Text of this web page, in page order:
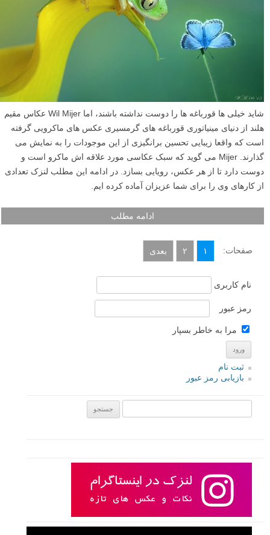
شاید خیلی ها قورباغه ها را دوست نداشته باشند، اما Wil Mijer عکاس مقیم
هلند از دنیای مینیاتوری قورباغه های گرمسیری عکس های ماکرویی گرفته
است که واقعا زیبایی تحسین برانگیزی از این موجودات را به نمایش می
گذارند. Mijer می گوید که سبک عکاسی مورد علاقه اش ماکرو است و
دوست دارد تا از هر عکس، رویایی بسازد. در ادامه این مطلب لنزک تعدادی
از کارهای وی را برای شما عزیزان آماده کرده ایم.
ادامه مطلب
صفحات: ۱ ۲ بعدی
نام کاربری
رمز عبور
مرا به خاطر بسپار
ثبت نام
بازیابی رمز عبور